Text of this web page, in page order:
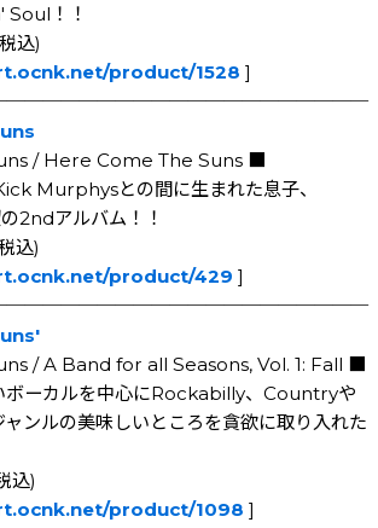
！！
込)
product/1528 ]
/ Here Come The Suns ■
Murphysとの間に生まれた息子、
2ndアルバム！！
込)
product/429 ]
/ A Band for all Seasons, Vol. 1: Fall ■
ボーカルを中心にRockabilly、Countryや
ンルの美味しいところを貪欲に取り入れた
込)
product/1098 ]